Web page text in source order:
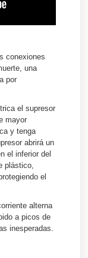
conexiones
una
por
el supresor
mayor
y tenga
abrirá un
el inferior del
plástico,
el
alterna
a picos de
inesperadas.